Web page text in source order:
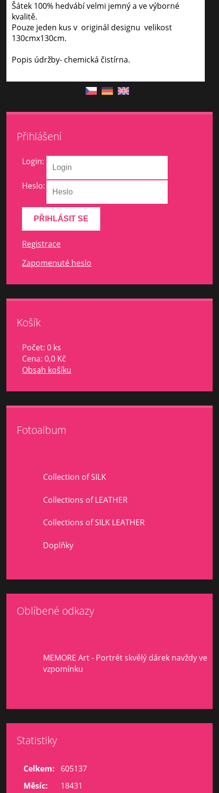
Šátek 100% hedvábí velmi jemný a ve výborné
kvalitě.
Pouze jeden kus v originál designu velikost
130cmx130cm.
Popis údržby- chemická čistírna.
Přihlášení
Login:
Heslo:
Registrace
Zapomenuté heslo
Košík
Počet: 0 ks
Cena: 0,0 Kč
Obsah košíku
Fotoalbum
Collection of SILK
Collections of LEATHER
Collections of SILK LEATHER
Doplňky
Oblíbené odkazy
MEMORE Art - Portrét skvělý dárek navždy ve
vzpomínku
Statistiky
Celkem:
605137
Měsíc:
18431